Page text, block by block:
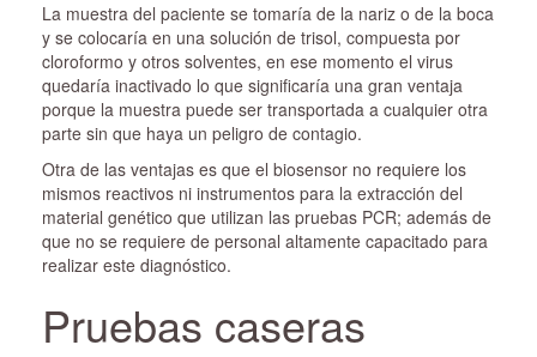
La muestra del paciente se tomaría de la nariz o de la boca
y se colocaría en una solución de trisol, compuesta por
cloroformo y otros solventes, en ese momento el virus
quedaría inactivado lo que significaría una gran ventaja
porque la muestra puede ser transportada a cualquier otra
parte sin que haya un peligro de contagio.
Otra de las ventajas es que el biosensor no requiere los
mismos reactivos ni instrumentos para la extracción del
material genético que utilizan las pruebas PCR; además de
que no se requiere de personal altamente capacitado para
realizar este diagnóstico.
Pruebas caseras